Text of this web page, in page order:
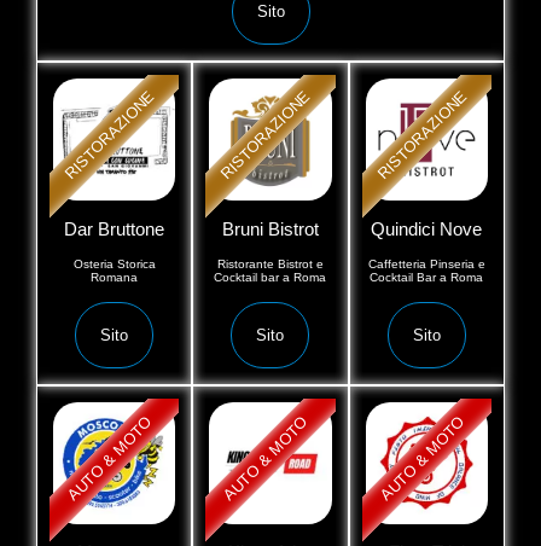
Sito
Dar Bruttone
Osteria Storica
Romana
Sito
RISTORAZIONE
Bruni Bistrot
Ristorante Bistrot e
Cocktail bar a Roma
Sito
RISTORAZIONE
Quindici Nove
Caffetteria Pinseria e
Cocktail Bar a Roma
Sito
RISTORAZIONE
AUTO & MOTO AUTO & MOTO AUTO & MOTO